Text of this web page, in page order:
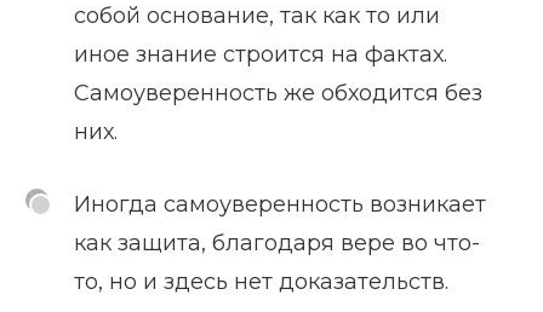
собой основание, так как то или
иное знание строится на фактах.
Самоуверенность же обходится без
них.
Иногда самоуверенность возникает
как защита, благодаря вере во что-
то, но и здесь нет доказательств.